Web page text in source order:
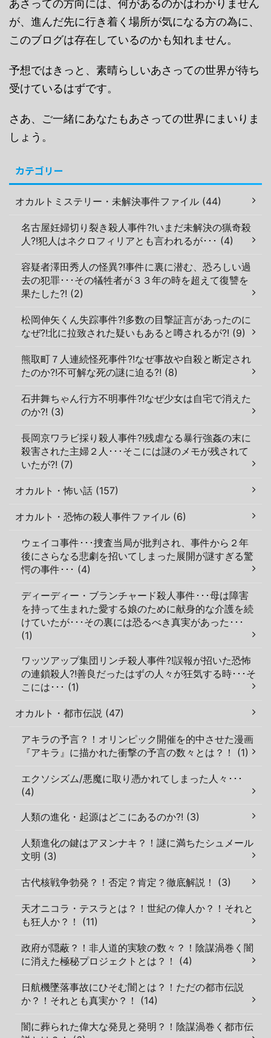
あさっての方向には、何があるのかはわかりません
が、進んだ先に行き着く場所が気になる方の為に、
このブログは存在しているのかも知れません。
予想ではきっと、素晴らしいあさっての世界が待ち
受けているはずです。
さあ、ご一緒にあなたもあさっての世界にまいりま
しょう。
カテゴリー
オカルトミステリー・未解決事件ファイル (44)
名古屋妊婦切り裂き殺人事件?!いまだ未解決の猟奇殺
人?!犯人はネクロフィリアとも言われるが･･･ (4)
容疑者澤田秀人の怪異?!事件に裏に潜む、恐ろしい過
去の犯罪･･･その犠牲者が３３年の時を超えて復讐を
果たした?! (2)
松岡伸矢くん失踪事件?!多数の目撃証言があったのに
なぜ?!北に拉致された疑いもあると噂されるが?! (9)
熊取町７人連続怪死事件?!なぜ事故や自殺と断定され
たのか?!不可解な死の謎に迫る?! (8)
石井舞ちゃん行方不明事件?!なぜ少女は自宅で消えた
のか?! (3)
長岡京ワラビ採り殺人事件?!残虐なる暴行強姦の末に
殺害された主婦２人･･･そこには謎のメモが残されて
いたが?! (7)
オカルト・怖い話 (157)
オカルト・恐怖の殺人事件ファイル (6)
ウェイコ事件･･･捜査当局が批判され、事件から２年
後にさらなる悲劇を招いてしまった展開が謎すぎる驚
愕の事件･･･ (4)
ディーディー・ブランチャード殺人事件･･･母は障害
を持って生まれた愛する娘のために献身的な介護を続
けていたが･･･その裏には恐るべき真実があった･･･
(1)
ワッツアップ集団リンチ殺人事件?!誤報が招いた恐怖
の連鎖殺人?!善良だったはずの人々が狂気する時･･･そ
こには･･･ (1)
オカルト・都市伝説 (47)
アキラの予言？！オリンピック開催を的中させた漫画
『アキラ』に描かれた衝撃の予言の数々とは？！ (1)
エクソシズム/悪魔に取り憑かれてしまった人々･･･
(4)
人類の進化・起源はどこにあるのか?! (3)
人類進化の鍵はアヌンナキ？！謎に満ちたシュメール
文明 (3)
古代核戦争勃発？！否定？肯定？徹底解説！ (3)
天才ニコラ・テスラとは？！世紀の偉人か？！それと
も狂人か？！ (11)
政府が隠蔽？！非人道的実験の数々？！陰謀渦巻く闇
に消えた極秘プロジェクトとは？！ (4)
日航機墜落事故にひそむ闇とは？！ただの都市伝説
か？！それとも真実か？！ (14)
闇に葬られた偉大な発見と発明？！陰謀渦巻く都市伝